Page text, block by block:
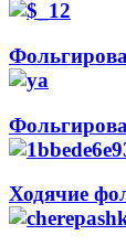
Ходячие